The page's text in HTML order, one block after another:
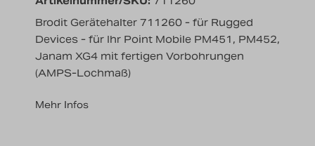
Brodit Gerätehalter 711260 - für Rugged
Devices - für Ihr Point Mobile PM451, PM452,
Janam XG4 mit fertigen Vorbohrungen
(AMPS-Lochmaß)
Mehr Infos